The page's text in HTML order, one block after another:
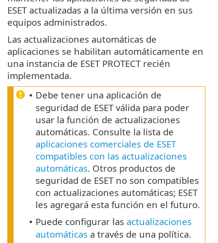
ESET actualizadas a la última versión en sus
equipos administrados.
Las actualizaciones automáticas de
aplicaciones se habilitan automáticamente en
una instancia de ESET PROTECT recién
implementada.
• Debe tener una aplicación de
seguridad de ESET válida para poder
usar la función de actualizaciones
automáticas. Consulte la lista de
aplicaciones comerciales de ESET
compatibles con las actualizaciones
automáticas. Otros productos de
seguridad de ESET no son compatibles
con actualizaciones automáticas; ESET
les agregará esta función en el futuro.
• Puede configurar las actualizaciones
automáticas a través de una política.